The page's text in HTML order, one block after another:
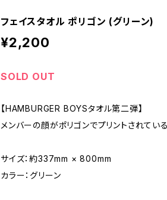
フェイスタオル ポリゴン (グリーン)
¥2,200
SOLD OUT
【HAMBURGER BOYSタオル第二弾】
メンバーの顔がポリゴンでプリントされてい
サイズ：約337mm × 800mm
カラー：グリーン